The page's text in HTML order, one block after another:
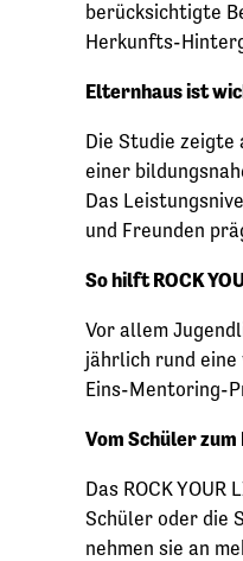
berücksichtigte
Herkunfts-
Elternhaus ist
Die Studie zeigte
einer
Das
und Freunden
So hilft ROCK
Vor allem
jährlich rund eine
Eins-Mentoring-
Vom Schüler
Das ROCK
Schüler oder die
nehmen sie an